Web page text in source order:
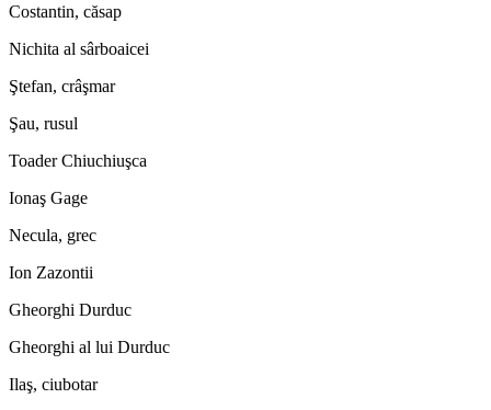
Costantin, căsap
Nichita al sârboaicei
Ştefan, crâşmar
Şau, rusul
Toader Chiuchiuşca
Ionaş Gage
Necula, grec
Ion Zazontii
Gheorghi Durduc
Gheorghi al lui Durduc
Ilaş, ciubotar